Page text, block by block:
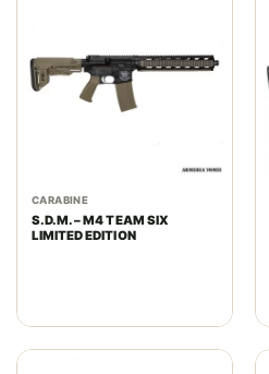
CARABINE
S.D.M. – M4 TEAM SIX
LIMITED EDITION